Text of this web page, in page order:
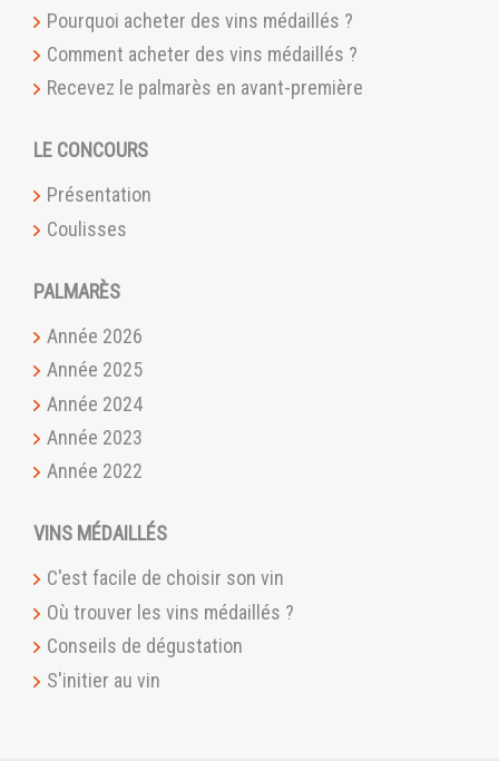
Pourquoi acheter des vins médaillés ?
Comment acheter des vins médaillés ?
Recevez le palmarès en avant-première
LE CONCOURS
Présentation
Coulisses
PALMARÈS
Année 2026
Année 2025
Année 2024
Année 2023
Année 2022
VINS MÉDAILLÉS
C'est facile de choisir son vin
Où trouver les vins médaillés ?
Conseils de dégustation
S'initier au vin